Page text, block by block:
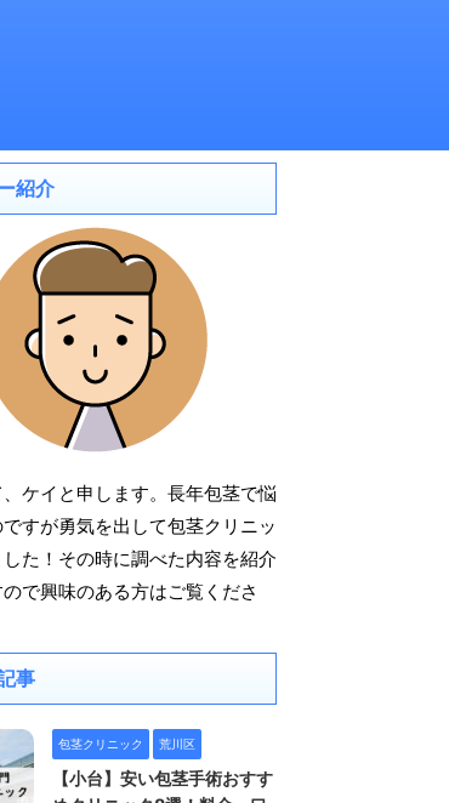
紹介
ケイと申します。長年包茎で悩
すが勇気を出して包茎クリニッ
た！その時に調べた内容を紹介
で興味のある方はご覧くださ
事
包茎クリニック 荒川区
【小台】安い包茎手術おすす